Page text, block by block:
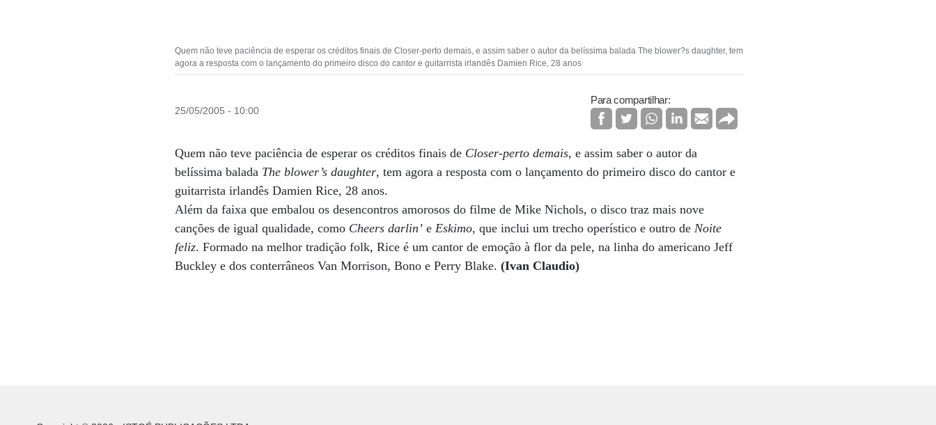
Quem não teve paciência de esperar os créditos finais de Closer-perto demais, e assim saber o autor da belíssima balada The blower?s daughter, tem
agora a resposta com o lançamento do primeiro disco do cantor e guitarrista irlandês Damien Rice, 28 anos
25/05/2005 - 10:00
Para compartilhar:
Quem não teve paciência de esperar os créditos finais de Closer-perto demais, e assim saber o autor da
belíssima balada The blower’s daughter, tem agora a resposta com o lançamento do primeiro disco do cantor e
guitarrista irlandês Damien Rice, 28 anos.
Além da faixa que embalou os desencontros amorosos do filme de Mike Nichols, o disco traz mais nove
canções de igual qualidade, como Cheers darlin’ eEskimo, que inclui um trecho operístico e outro deNoite
feliz. Formado na melhor tradição folk, Rice é um cantor de emoção à flor da pele, na linha do americano Jeff
Buckley e dos conterrâneos Van Morrison, Bono e Perry Blake.(Ivan Claudio)